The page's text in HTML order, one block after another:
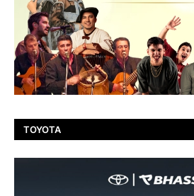
TOYOTA